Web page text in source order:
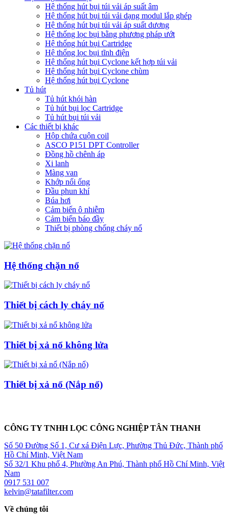
Hệ thống hút bụi túi vải áp suất âm
Hệ thống hút bụi túi vải dạng modul lắp ghép
Hệ thống hút bụi túi vải áp suất dương
Hệ thống lọc bụi bằng phương pháp ướt
Hệ thống hút bụi Cartridge
Hệ thống lọc bụi tĩnh điện
Hệ thống hút bụi Cyclone kết hợp túi vải
Hệ thống hút bụi Cyclone chùm
Hệ thống hút bụi Cyclone
Tủ hút
Tủ hút khói hàn
Tủ hút bụi lọc Cartridge
Tủ hút bụi túi vải
Các thiết bị khác
Hộp chứa cuộn coil
ASCO P151 DPT Controller
Đồng hồ chênh áp
Xi lanh
Màng van
Khớp nối ống
Đầu phun khí
Búa hơi
Cảm biến ô nhiễm
Cảm biến báo đầy
Thiết bị phòng chống cháy nổ
Hệ thống chặn nổ
Thiết bị cách ly cháy nổ
Thiết bị xả nổ không lửa
Thiết bị xả nổ (Nắp nổ)
CÔNG TY TNHH LỌC CÔNG NGHIỆP TÂN THANH
Số 50 Đường Số 1, Cư xá Điện Lực, Phường Thủ Đức, Thành phố
Hồ Chí Minh, Việt Nam
Số 32/1 Khu phố 4, Phường An Phú, Thành phố Hồ Chí Minh, Việt
Nam
0917 531 007
kelvin@tatafilter.com
Về chúng tôi